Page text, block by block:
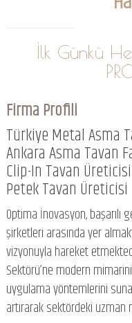
İlk Günkü
Firma Profili
Türkiye Metal Asma
Ankara Asma Tavan
Clip-In Tavan Üreticisi
Petek Tavan Üreticisi
Optima İnovasyon, başarılı
şirketleri arasında yer
vizyonuyla hareket
Sektörü’ne modern
uygulama yöntemlerini
artırarak sektördeki